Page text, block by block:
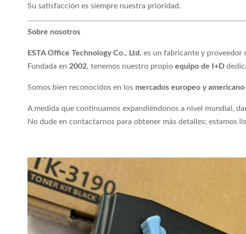
Su satisfacción es siempre nuestra prioridad.
Sobre nosotros
ESTA Office Technology Co., Ltd. es un fabricante y proveedor
Fundada en 2002, tenemos nuestro propio equipo de I+D
Somos bien reconocidos en los mercados europeo y americano
A medida que continuamos expandiéndonos a nivel mundial,
No dude en contactarnos para obtener más detalles; estamos